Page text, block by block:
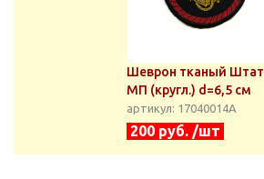
Шеврон тканый Штат
МП (кругл.) d=6,5 см
артикул: 17040014А
200 руб. /шт